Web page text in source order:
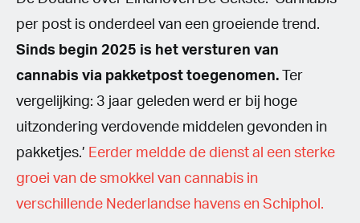
per post is onderdeel van een groeiende trend.
Sinds begin 2025 is het versturen van
cannabis via pakketpost toegenomen. Ter
vergelijking: 3 jaar geleden werd er bij hoge
uitzondering verdovende middelen gevonden in
pakketjes.’ Eerder meldde de dienst al een sterke
groei van de smokkel van cannabis in
verschillende Nederlandse havens en Schiphol.